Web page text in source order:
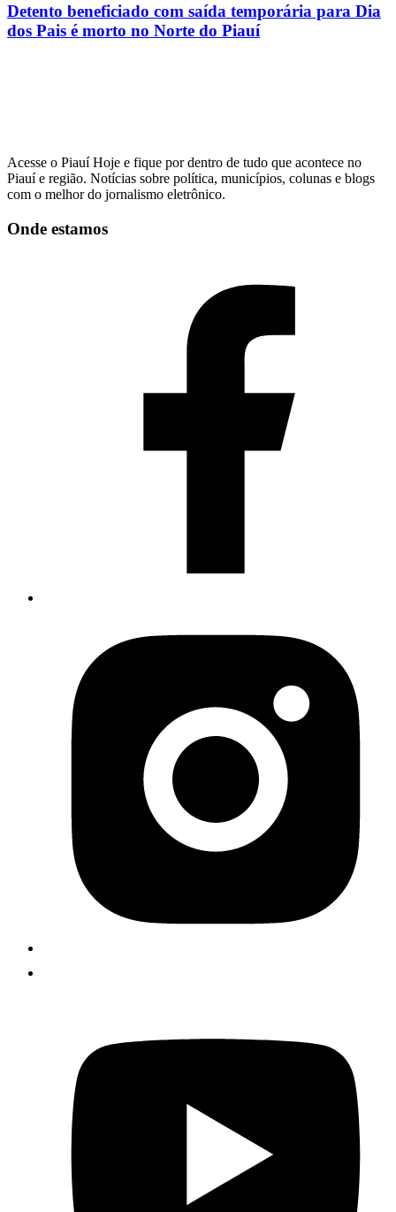
Detento beneficiado com saída temporária para Dia
dos Pais é morto no Norte do Piauí
Acesse o Piauí Hoje e fique por dentro de tudo que acontece no
Piauí e região. Notícias sobre política, municípios, colunas e blogs
com o melhor do jornalismo eletrônico.
Onde estamos